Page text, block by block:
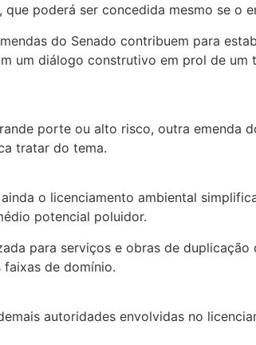
que poderá ser concedida mesmo se
do Senado contribuem para
um diálogo construtivo em prol de
porte ou alto risco, outra emenda
tratar do tema.
o licenciamento ambiental
potencial poluidor.
para serviços e obras de
faixas de domínio.
autoridades envolvidas no